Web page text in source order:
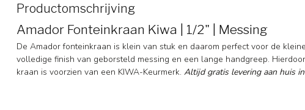
Productomschrijving
Amador Fonteinkraan Kiwa | 1/2" | Messing
De Amador fonteinkraan is klein van stuk en daarom perfect voor de
volledige finish van geborsteld messing en een lange handgreep.
kraan is voorzien van een KIWA-Keurmerk. Altijd gratis levering aan huis